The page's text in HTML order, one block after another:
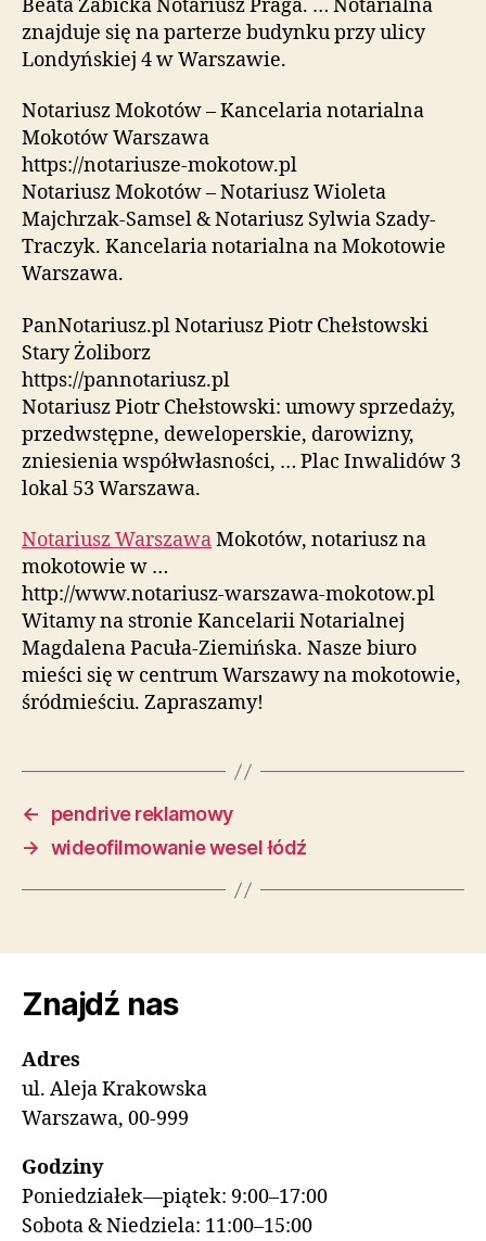
Beata Żabicka Notariusz Praga. … Notarialna
znajduje się na parterze budynku przy ulicy
Londyńskiej 4 w Warszawie.
Notariusz Mokotów – Kancelaria notarialna
Mokotów Warszawa
https://notariusze-mokotow.pl
Notariusz Mokotów – Notariusz Wioleta
Majchrzak-Samsel & Notariusz Sylwia Szady-
Traczyk. Kancelaria notarialna na Mokotowie
Warszawa.
PanNotariusz.pl Notariusz Piotr Chełstowski
Stary Żoliborz
https://pannotariusz.pl
Notariusz Piotr Chełstowski: umowy sprzedaży,
przedwstępne, deweloperskie, darowizny,
zniesienia współwłasności, … Plac Inwalidów 3
lokal 53 Warszawa.
Notariusz WarszawaMokotów, notariusz na
mokotowie w …
http://www.notariusz-warszawa-mokotow.pl
Witamy na stronie Kancelarii Notarialnej
Magdalena Pacuła-Ziemińska. Nasze biuro
mieści się w centrum Warszawy na mokotowie,
śródmieściu. Zapraszamy!
←
pendrive reklamowy
→ wideofilmowanie wesel łódź
Znajdź nas
Adres
ul. Aleja Krakowska
Warszawa, 00-999
Godziny
Poniedziałek—piątek: 9:00–17:00
Sobota & Niedziela: 11:00–15:00